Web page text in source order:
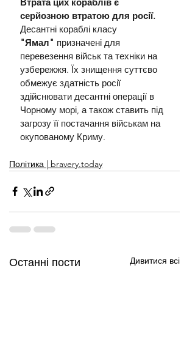
серйозною втратою для росії.
Десантні кораблі класу
"Ямал" призначені для
перевезення військ та техніки на
узбережжя. Їх знищення суттєво
обмежує здатність росії
здійснювати десантні операції в
Чорному морі, а також ставить під
загрозу її постачання військам на
окупованому Криму.
Політика | bravery.today
Останні пости Дивитися всі